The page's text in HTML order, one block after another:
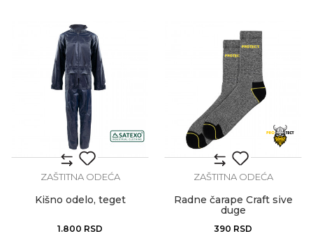
ZAŠTITNA ODEĆA
Kišno odelo, teget
1.800 RSD
ZAŠTITNA ODEĆA
Radne čarape Craft sive
duge
390 RSD